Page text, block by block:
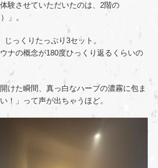
験させていただいたのは、2階の
」。
じっくりたっぷり3セット。
ナの概念が180度ひっくり返るくらいの
けた瞬間、真っ白なハーブの濃霧に包ま
！」って声が出ちゃうほど。